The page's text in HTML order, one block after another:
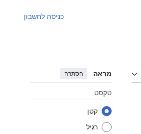
כניסה לחשבון
מראה הסתרה
טקסט
קטן
רגיל